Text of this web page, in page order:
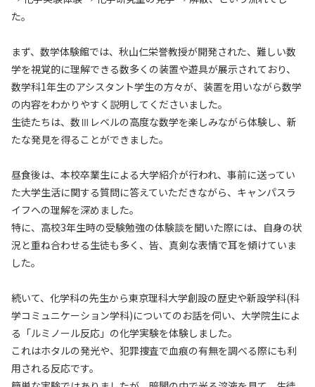
た。
まず、数学体験館では、秋山仁栄誉教授が開発された、難しい数
学を視覚的に理解できる数多くの装置や遊具が展示されており、
数学科1年生のアシスタント学生の方々が、装置を用いながら数学
の内容をわかりやすく説明してくださいました。
生徒たちは、数Ⅲレベルの高度な数学を楽しみながら体験し、新
たな発見を得ることができました。
昼食後は、本校卒業生による大学紹介が行われ、事前に送ってい
た大学生活に関する質問に答えていただきながら、キャンパスラ
イフへの理解を深めました。
特に、高校3年生時の受験勉強の体験談を聞いた際には、自身の状
況と重ね合わせる生徒も多く、皆、真剣な表情で耳を傾けていま
した。
続いて、化学科の先生から東京理科大学創設の歴史や新設学科(科
学コミュニケーション学科)についてのお話を伺い、大学院生によ
る「ルミノール反応」の化学実験を体験しました。
これはホタルの発光や、犯罪捜査で血痕の有無を調べる際にも利
用される反応です。